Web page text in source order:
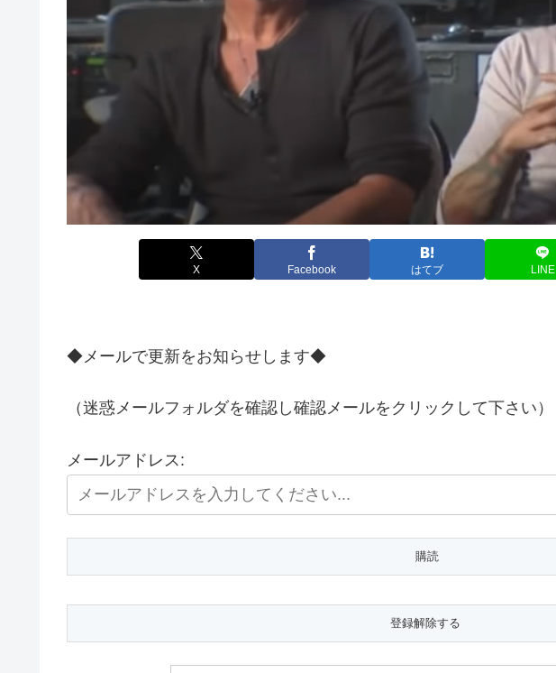
X Facebook はてブ LINE
◆メールで更新をお知らせします◆
（迷惑メールフォルダを確認し確認メールをクリックして下さい）
メールアドレス: